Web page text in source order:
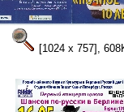
[1024 x 757],